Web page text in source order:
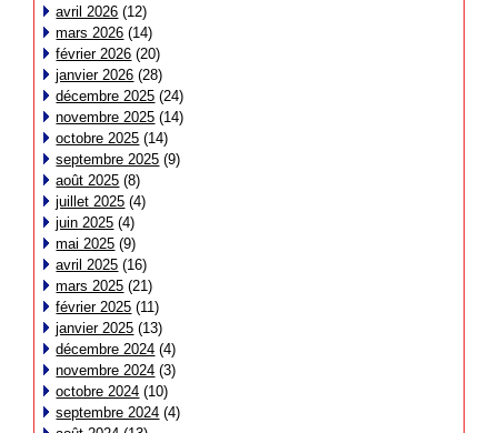
avril 2026 (12)
mars 2026 (14)
février 2026 (20)
janvier 2026 (28)
décembre 2025 (24)
novembre 2025 (14)
octobre 2025 (14)
septembre 2025 (9)
août 2025 (8)
juillet 2025 (4)
juin 2025 (4)
mai 2025 (9)
avril 2025 (16)
mars 2025 (21)
février 2025 (11)
janvier 2025 (13)
décembre 2024 (4)
novembre 2024 (3)
octobre 2024 (10)
septembre 2024 (4)